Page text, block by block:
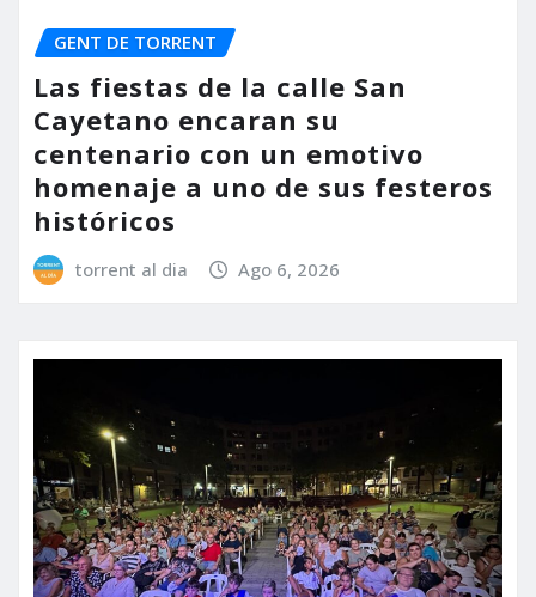
GENT DE TORRENT
Las fiestas de la calle San
Cayetano encaran su
centenario con un emotivo
homenaje a uno de sus festeros
históricos
torrent al dia Ago 6, 2026